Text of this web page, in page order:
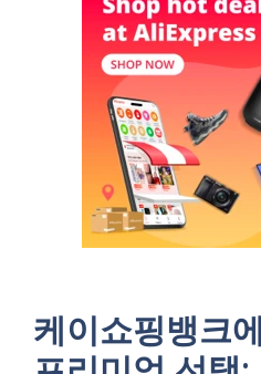
케이쇼핑뱅크